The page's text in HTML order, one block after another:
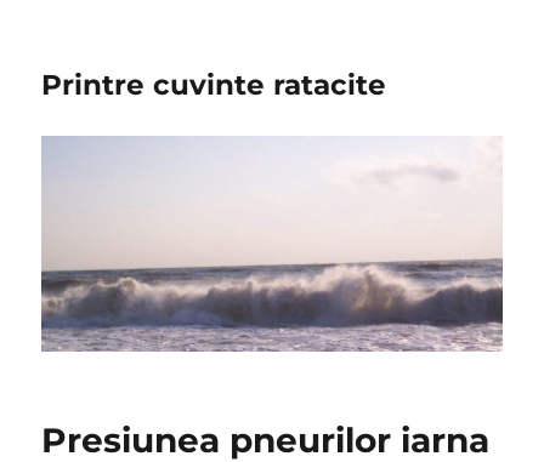
Printre cuvinte ratacite
Presiunea pneurilor iarna